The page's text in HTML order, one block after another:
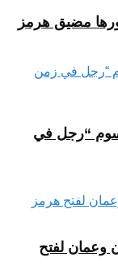
مضيق هرمز
“رجل في
بين إيران وعمان لفتح